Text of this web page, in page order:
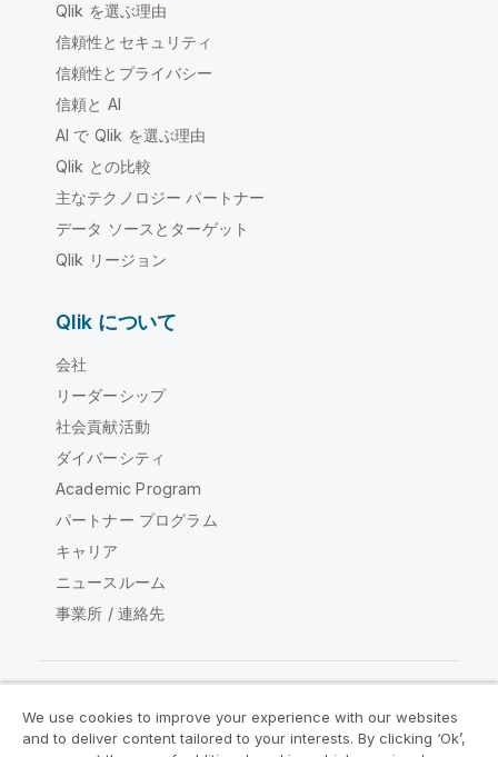
Qlik を選ぶ理由
信頼性とセキュリティ
信頼性とプライバシー
信頼と AI
AI で Qlik を選ぶ理由
Qlik との比較
主なテクノロジー パートナー
データ ソースとターゲット
Qlik リージョン
Qlik について
会社
リーダーシップ
社会貢献活動
ダイバーシティ
Academic Program
パートナー プログラム
キャリア
ニュースルーム
事業所 / 連絡先
Qlik コミュニティ
We use cookies to improve your experience with our websites
and to deliver content tailored to your interests. By clicking ‘Ok’,